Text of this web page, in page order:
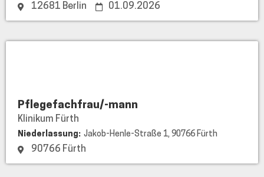
12681 Berlin 01.09.2026
Pflegefachfrau/-mann
Klinikum Fürth
Niederlassung: Jakob-Henle-Straße 1, 90766 Fürth
90766 Fürth